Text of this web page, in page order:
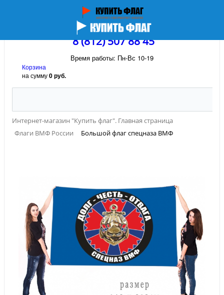
8 (812) 507 88 45
Время работы: Пн-Вс 10-19
Корзина
на сумму0 руб.
Интернет-магазин "Купить флаг". Главная страница
Флаги ВМФ России
Большой флаг спецназа ВМФ